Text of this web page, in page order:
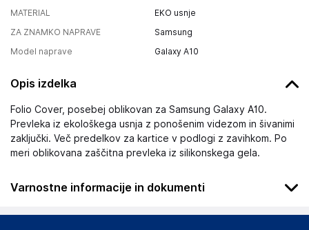
MATERIAL
EKO usnje
ZA ZNAMKO NAPRAVE
Samsung
Model naprave
Galaxy A10
Opis izdelka
Folio Cover, posebej oblikovan za Samsung Galaxy A10.
Prevleka iz ekološkega usnja z ponošenim videzom in šivanimi
zaključki. Več predelkov za kartice v podlogi z zavihkom. Po
meri oblikovana zaščitna prevleka iz silikonskega gela.
Varnostne informacije in dokumenti
Podatki o proizvajalcu